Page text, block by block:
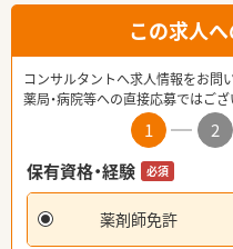
この求人
コンサルタントへ求人情報をお問
薬局・病院等への直接応募ではご
1 2
保有資格・経験
必須
薬剤師免許